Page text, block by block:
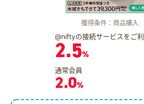
獲得条件：商品購入
@niftyの接続サービスをご
2.5%
通常会員
2.0%